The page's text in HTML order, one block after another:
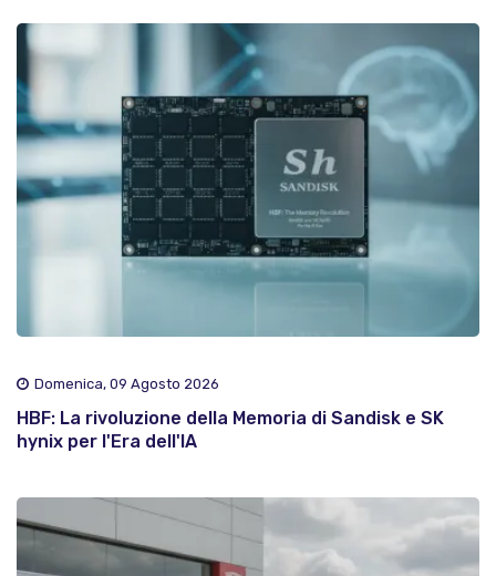
Domenica, 09 Agosto 2026
HBF: La rivoluzione della Memoria di Sandisk e SK
hynix per l'Era dell'IA